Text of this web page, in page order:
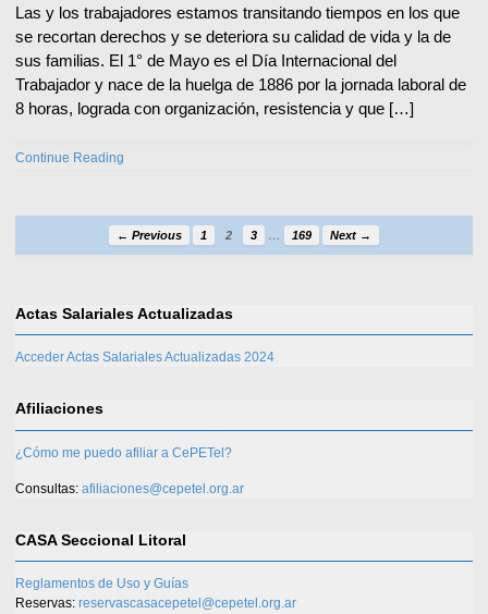
Las y los trabajadores estamos transitando tiempos en los que
se recortan derechos y se deteriora su calidad de vida y la de
sus familias. El 1° de Mayo es el Día Internacional del
Trabajador y nace de la huelga de 1886 por la jornada laboral de
8 horas, lograda con organización, resistencia y que […]
Continue Reading
← Previous 1 2 3 … 169 Next →
Actas Salariales Actualizadas
Acceder Actas Salariales Actualizadas 2024
Afiliaciones
¿Cómo me puedo afiliar a CePETel?
Consultas: afiliaciones@cepetel.org.ar
CASA Seccional Litoral
Reglamentos de Uso y Guías
Reservas: reservascasacepetel@cepetel.org.ar